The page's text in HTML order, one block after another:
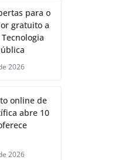
para o
gratuito a
2026
online de
abre 10
2026